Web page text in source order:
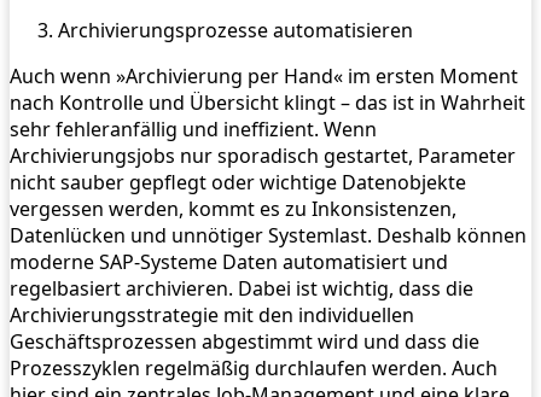
Archivierungsprozesse automatisieren
Auch wenn »Archivierung per Hand« im ersten Moment
nach Kontrolle und Übersicht klingt – das ist in Wahrheit
sehr fehleranfällig und ineffizient. Wenn
Archivierungsjobs nur sporadisch gestartet, Parameter
nicht sauber gepflegt oder wichtige Datenobjekte
vergessen werden, kommt es zu Inkonsistenzen,
Datenlücken und unnötiger Systemlast. Deshalb können
moderne SAP-Systeme Daten automatisiert und
regelbasiert archivieren. Dabei ist wichtig, dass die
Archivierungsstrategie mit den individuellen
Geschäftsprozessen abgestimmt wird und dass die
Prozesszyklen regelmäßig durchlaufen werden. Auch